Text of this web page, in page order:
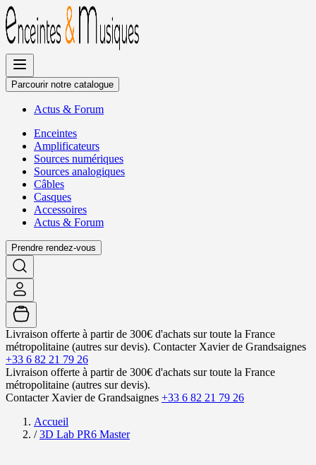
Allez
au
contenu
Parcourir notre catalogue
Actus & Forum
Enceintes
Amplificateurs
Sources numériques
Sources analogiques
Câbles
Casques
Accessoires
Actus & Forum
Prendre rendez-vous
Livraison offerte à partir de 300€ d'achats sur toute la France
métropolitaine (autres sur devis). Contacter Xavier de Grandsaignes
+33 6 82 21 79 26
Livraison offerte à partir de 300€ d'achats sur toute la France
métropolitaine (autres sur devis).
Contacter Xavier de Grandsaignes +33 6 82 21 79 26
Accueil
/ 3D Lab PR6 Master